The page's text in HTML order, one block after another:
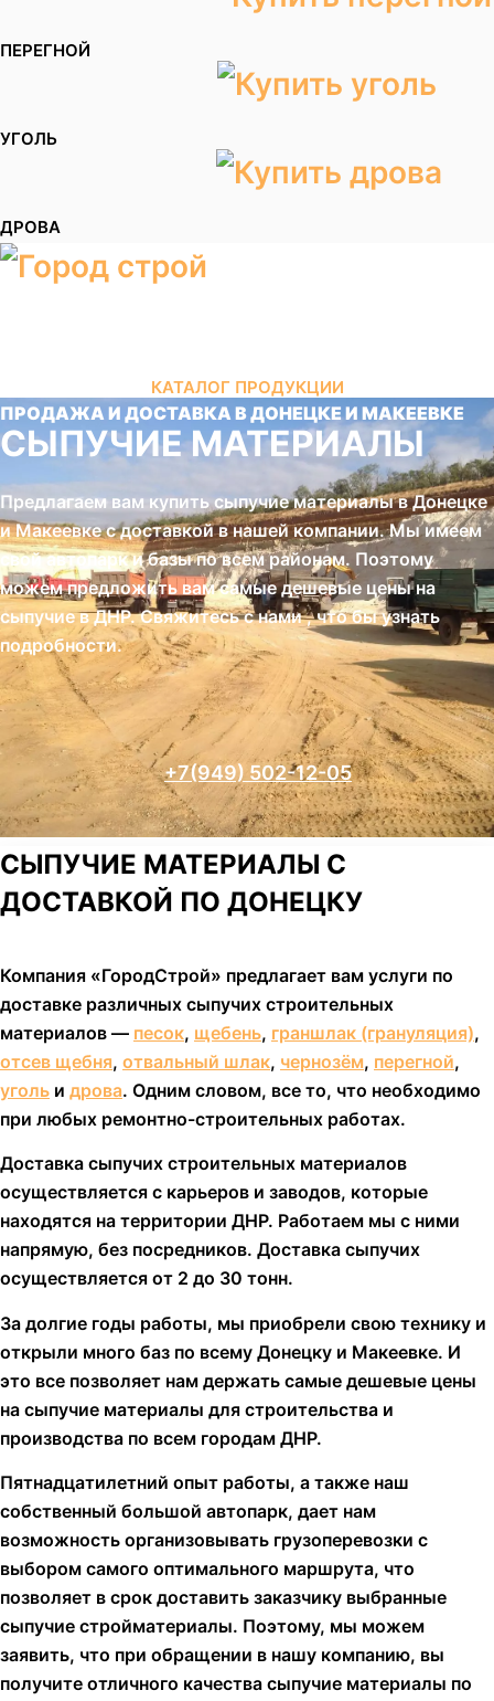
ПЕРЕГНОЙ
УГОЛЬ
ДРОВА
КАТАЛОГ ПРОДУКЦИИ
ПРОДАЖА И ДОСТАВКА В ДОНЕЦКЕ И МАКЕЕВКЕ
СЫПУЧИЕ МАТЕРИАЛЫ
Предлагаем вам купить сыпучие материалы в Донецке
и Макеевке с доставкой в нашей компании. Мы имеем
свой автопарк и базы по всем районам. Поэтому
можем предложить вам самые дешевые цены на
сыпучие в ДНР. Свяжитесь с нами , что бы узнать
подробности.
+7(949) 502-12-05
СЫПУЧИЕ МАТЕРИАЛЫ С
ДОСТАВКОЙ ПО ДОНЕЦКУ
Компания «ГородСтрой» предлагает вам услуги по
доставке различных сыпучих строительных
материалов — песок, щебень, граншлак (грануляция),
отсев щебня, отвальный шлак, чернозём, перегной,
уголь и дрова. Одним словом, все то, что необходимо
при любых ремонтно-строительных работах.
Доставка сыпучих строительных материалов
осуществляется с карьеров и заводов, которые
находятся на территории ДНР. Работаем мы с ними
напрямую, без посредников. Доставка сыпучих
осуществляется от 2 до 30 тонн.
За долгие годы работы, мы приобрели свою технику и
открыли много баз по всему Донецку и Макеевке. И
это все позволяет нам держать самые дешевые цены
на сыпучие материалы для строительства и
производства по всем городам ДНР.
Пятнадцатилетний опыт работы, а также наш
собственный большой автопарк, дает нам
возможность организовывать грузоперевозки с
выбором самого оптимального маршрута, что
позволяет в срок доставить заказчику выбранные
сыпучие стройматериалы. Поэтому, мы можем
заявить, что при обращении в нашу компанию, вы
получите отличного качества сыпучие материалы по